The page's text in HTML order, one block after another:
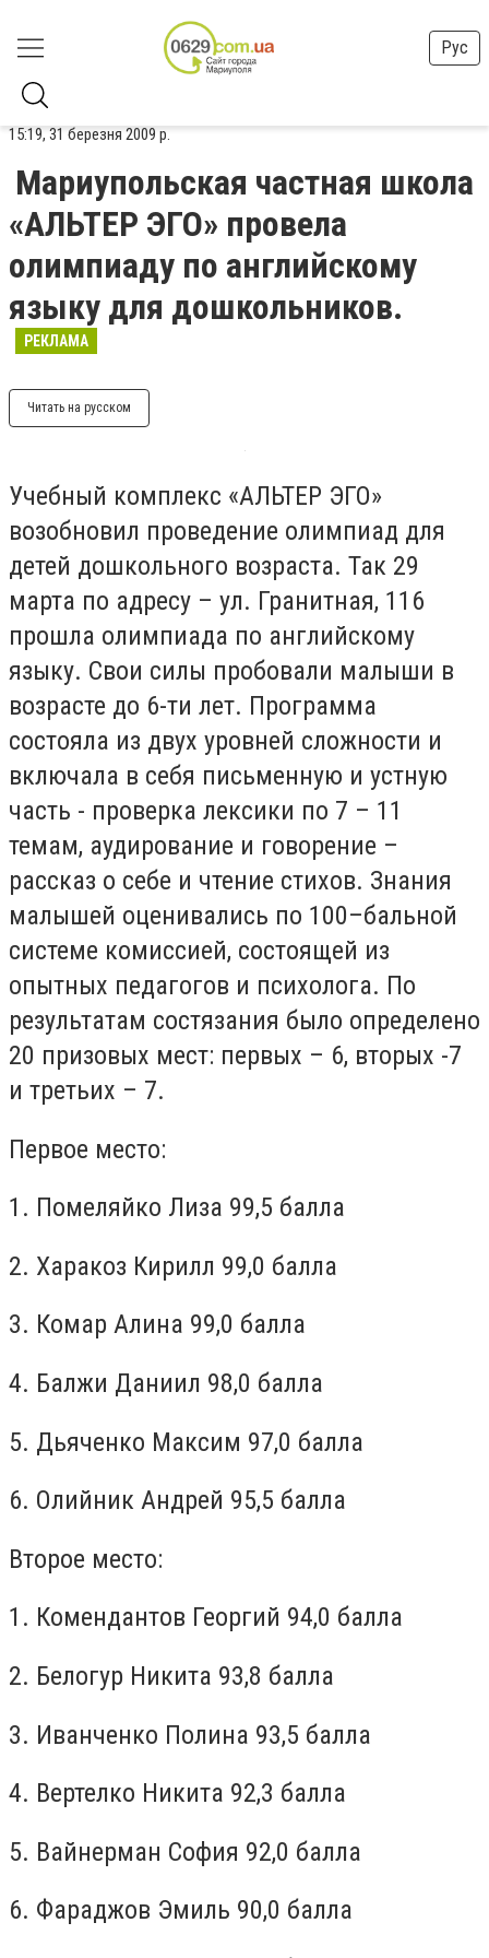
Рус
15:19, 31 березня 2009 р.
Мариупольская частная школа
«АЛЬТЕР ЭГО» провела
олимпиаду по английскому
языку для дошкольников.
РЕКЛАМА
Читать на русском
Учебный комплекс «АЛЬТЕР ЭГО»
возобновил проведение олимпиад для
детей дошкольного возраста. Так 29
марта по адресу – ул. Гранитная, 116
прошла олимпиада по английскому
языку. Свои силы пробовали малыши в
возрасте до 6-ти лет. Программа
состояла из двух уровней сложности и
включала в себя письменную и устную
часть - проверка лексики по 7 – 11
темам, аудирование и говорение –
рассказ о себе и чтение стихов. Знания
малышей оценивались по 100–бальной
системе комиссией, состоящей из
опытных педагогов и психолога. По
результатам состязания было определено
20 призовых мест: первых – 6, вторых -7
и третьих – 7.
Первое место:
1. Помеляйко Лиза 99,5 балла
2. Харакоз Кирилл 99,0 балла
3. Комар Алина 99,0 балла
4. Балжи Даниил 98,0 балла
5. Дьяченко Максим 97,0 балла
6. Олийник Андрей 95,5 балла
Второе место:
1. Комендантов Георгий 94,0 балла
2. Белогур Никита 93,8 балла
3. Иванченко Полина 93,5 балла
4. Вертелко Никита 92,3 балла
5. Вайнерман София 92,0 балла
6. Фараджов Эмиль 90,0 балла